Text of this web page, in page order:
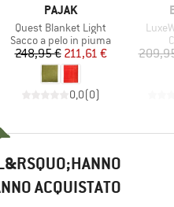
MARCHIO
PAJAK
Articolo
Quest Blanket Light
Gruppo di prodotti
Sacco a pelo in piuma
Prezzo
248,95 €Prezzo ridotto
211,61 €
0,0(0)
ACQUISTATO